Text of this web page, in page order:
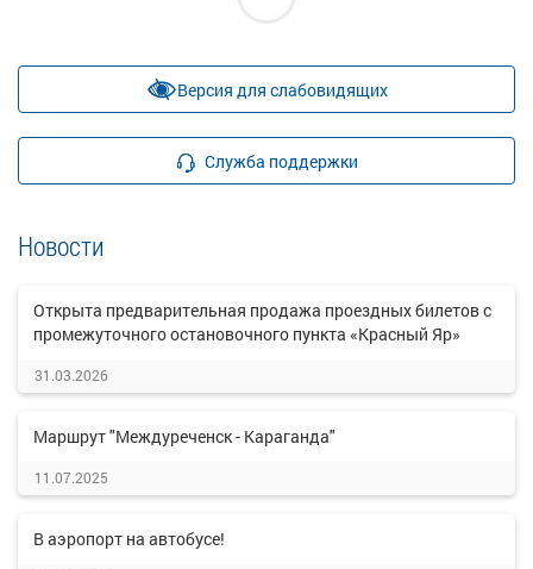
Версия для слабовидящих
Служба поддержки
Новости
Открыта предварительная продажа проездных билетов с
промежуточного остановочного пункта «Красный Яр»
31.03.2026
Маршрут "Междуреченск - Караганда"
11.07.2025
В аэропорт на автобусе!